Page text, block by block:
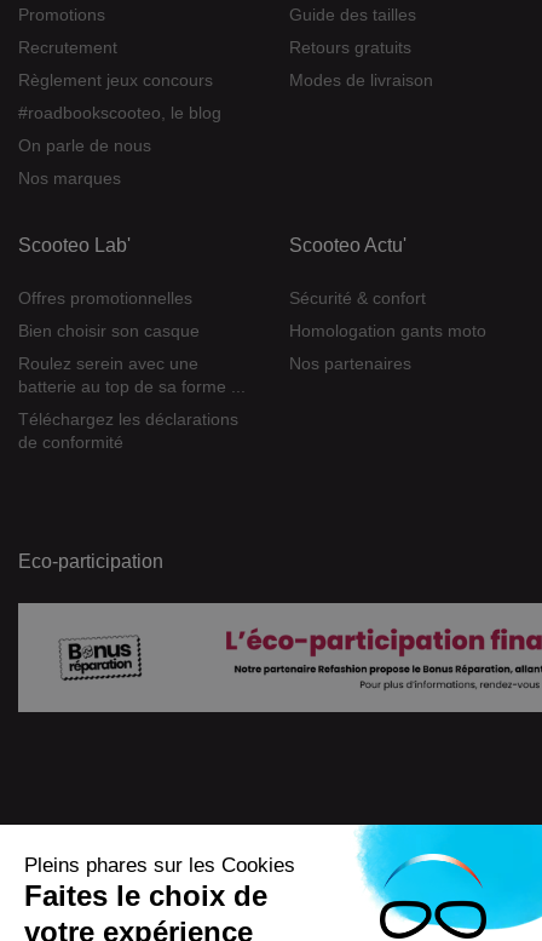
Promotions
Recrutement
Règlement jeux concours
#roadbookscooteo, le blog
On parle de nous
Nos marques
Guide des tailles
Retours gratuits
Modes de livraison
Scooteo Lab'
Offres promotionnelles
Bien choisir son casque
Roulez serein avec une
batterie au top de sa forme ...
Téléchargez les déclarations
de conformité
Scooteo Actu'
Sécurité & confort
Homologation gants moto
Nos partenaires
Eco-participation
Pleins phares sur les Cookies
Faites le choix de
votre expérience